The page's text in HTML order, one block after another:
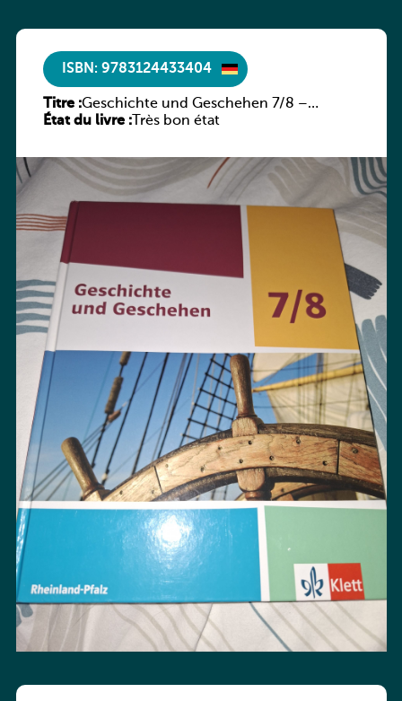
ISBN: 9783124433404
Titre :Geschichte und Geschehen 7/8 –
Rheinland-Pfalz
État du livre :Très bon état